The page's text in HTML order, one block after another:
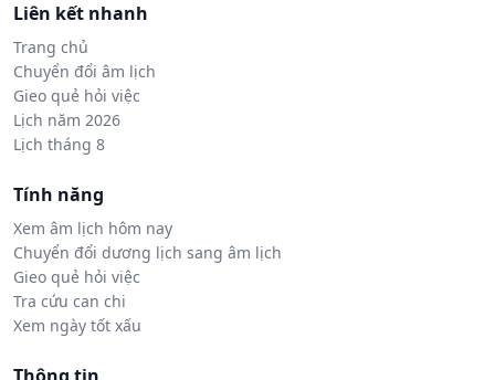
Liên kết nhanh
Trang chủ
Chuyển đổi âm lịch
Gieo quẻ hỏi việc
Lịch năm 2026
Lịch tháng 8
Tính năng
Xem âm lịch hôm nay
Chuyển đổi dương lịch sang âm lịch
Gieo quẻ hỏi việc
Tra cứu can chi
Xem ngày tốt xấu